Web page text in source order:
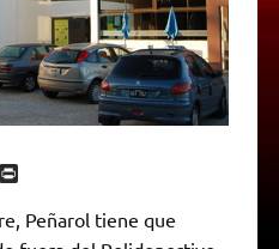
P
nPeñarol tiene que